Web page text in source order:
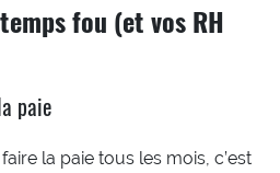
fou (et vos RH
paie
la paie tous les mois, c’est